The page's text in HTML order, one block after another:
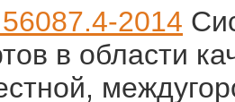
2014
в области